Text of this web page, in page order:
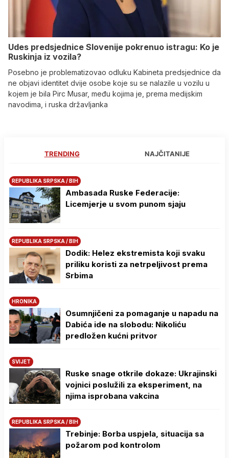
Udes predsjednice Slovenije pokrenuo istragu: Ko je
Ruskinja iz vozila?
Posebno je problematizovao odluku Kabineta predsjednice da
ne objavi identitet dvije osobe koje su se nalazile u vozilu u
kojem je bila Pirc Musar, među kojima je, prema medijskim
navodima, i ruska državljanka
TRENDING NAJČITANIJE
REPUBLIKA SRPSKA / BIH
Ambasada Ruske Federacije:
Licemjerje u svom punom sjaju
REPUBLIKA SRPSKA / BIH
Dodik: Helez ekstremista koji svaku
priliku koristi za netrpeljivost prema
Srbima
HRONIKA
Osumnjičeni za pomaganje u napadu na
Dabića ide na slobodu: Nikoliću
predložen kućni pritvor
SVIJET
Ruske snage otkrile dokaze: Ukrajinski
vojnici poslužili za eksperiment, na
njima isprobana vakcina
REPUBLIKA SRPSKA / BIH
Trebinje: Borba uspjela, situacija sa
požarom pod kontrolom